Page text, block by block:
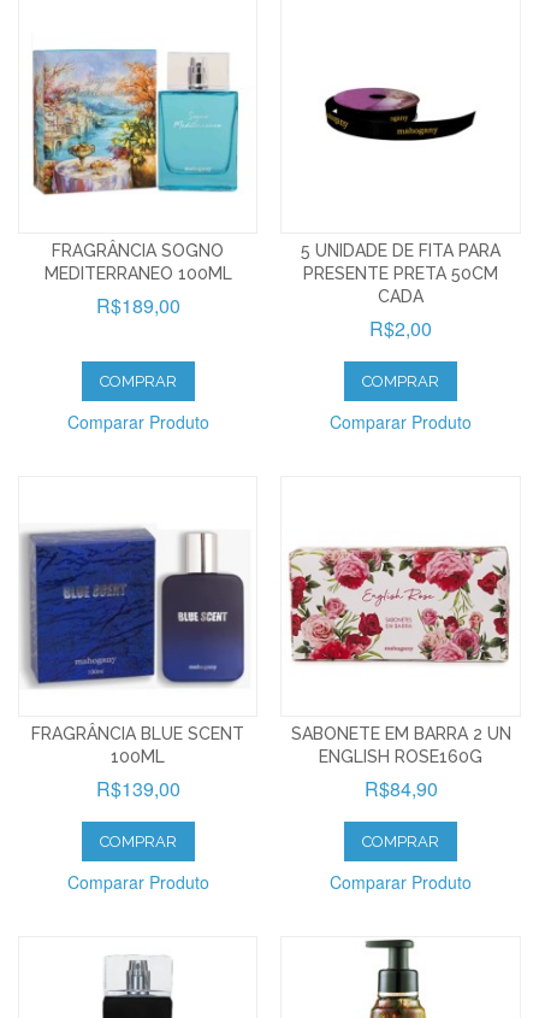
FRAGRÂNCIA SOGNO
MEDITERRANEO 100ML
R$189,00
COMPRAR
Comparar Produto
5 UNIDADE DE FITA PARA
PRESENTE PRETA 50CM
CADA
R$2,00
COMPRAR
Comparar Produto
FRAGRÂNCIA BLUE SCENT
100ML
R$139,00
COMPRAR
Comparar Produto
SABONETE EM BARRA 2 UN
ENGLISH ROSE160G
R$84,90
COMPRAR
Comparar Produto